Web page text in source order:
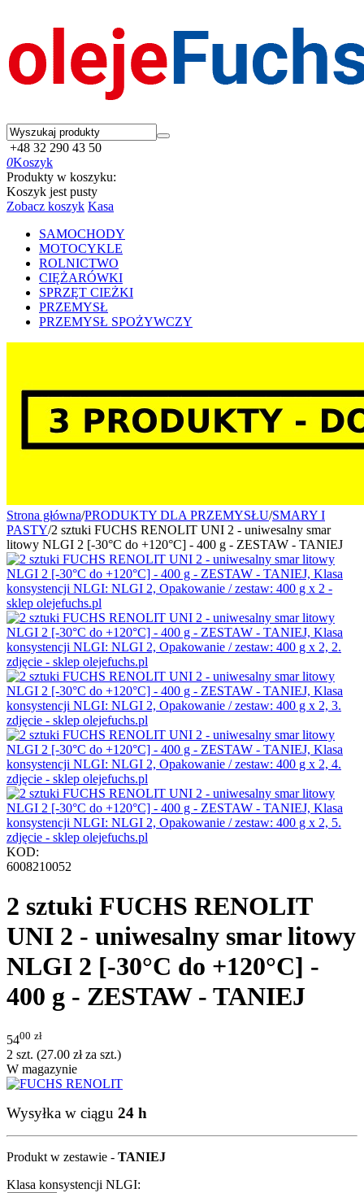
+48 32 290 43 50
0Koszyk
Produkty w koszyku:
Koszyk jest pusty
Zobacz koszyk Kasa
SAMOCHODY
MOTOCYKLE
ROLNICTWO
CIĘŻARÓWKI
SPRZĘT CIEŻKI
PRZEMYSŁ
PRZEMYSŁ SPOŻYWCZY
Strona główna/PRODUKTY DLA PRZEMYSŁU/SMARY I
PASTY/2 sztuki FUCHS RENOLIT UNI 2 - uniwesalny smar
litowy NLGI 2 [-30°C do +120°C] - 400 g - ZESTAW - TANIEJ
KOD:
6008210052
2 sztuki FUCHS RENOLIT
UNI 2 - uniwesalny smar litowy
NLGI 2 [-30°C do +120°C] -
400 g - ZESTAW - TANIEJ
5400 zł
2 szt. (27.00 złza szt.)
W magazynie
Wysyłka w ciągu 24 h
Produkt w zestawie - TANIEJ
Klasa konsystencji NLGI: